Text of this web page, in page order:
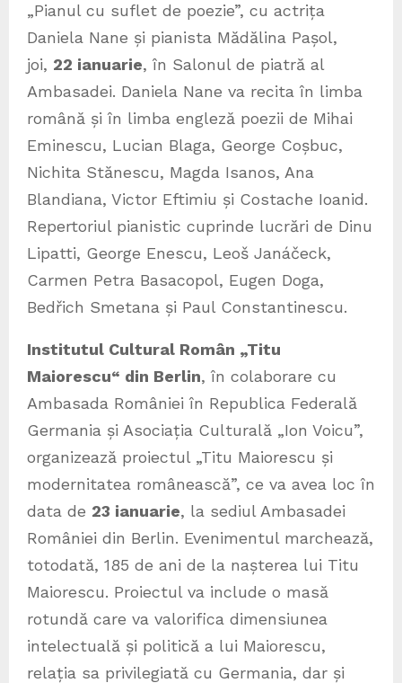
„Pianul cu suflet de poezie”, cu actrița
Daniela Nane și pianista Mădălina Pașol,
joi, 22 ianuarie, în Salonul de piatră al
Ambasadei. Daniela Nane va recita în limba
română și în limba engleză poezii de Mihai
Eminescu, Lucian Blaga, George Coșbuc,
Nichita Stănescu, Magda Isanos, Ana
Blandiana, Victor Eftimiu și Costache Ioanid.
Repertoriul pianistic cuprinde lucrări de Dinu
Lipatti, George Enescu, Leoš Janáčeck,
Carmen Petra Basacopol, Eugen Doga,
Bedřich Smetana și Paul Constantinescu.
Institutul Cultural Român „Titu
Maiorescu“ din Berlin, în colaborare cu
Ambasada României în Republica Federală
Germania și Asociația Culturală „Ion Voicu”,
organizează proiectul „Titu Maiorescu și
modernitatea românească”, ce va avea loc în
data de 23 ianuarie, la sediul Ambasadei
României din Berlin. Evenimentul marchează,
totodată, 185 de ani de la nașterea lui Titu
Maiorescu. Proiectul va include o masă
rotundă care va valorifica dimensiunea
intelectuală și politică a lui Maiorescu,
relația sa privilegiată cu Germania, dar și